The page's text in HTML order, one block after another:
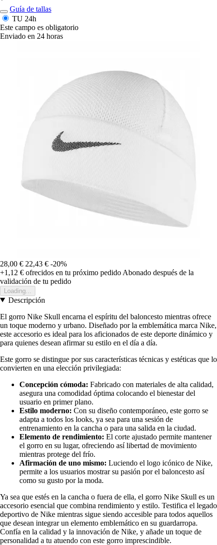
Guía de tallas
TU 24h
Este campo es obligatorio
Enviado en 24 horas
28,00 € 22,43 € -20%
+1,12 € ofrecidos en tu próximo pedido Abonado después de la
validación de tu pedido
Loading...
Descripción
El gorro Nike Skull encarna el espíritu del baloncesto mientras ofrece
un toque moderno y urbano. Diseñado por la emblemática marca Nike,
este accesorio es ideal para los aficionados de este deporte dinámico y
para quienes desean afirmar su estilo en el día a día.
Este gorro se distingue por sus características técnicas y estéticas que lo
convierten en una elección privilegiada:
Concepción cómoda: Fabricado con materiales de alta calidad,
asegura una comodidad óptima colocando el bienestar del
usuario en primer plano.
Estilo moderno: Con su diseño contemporáneo, este gorro se
adapta a todos los looks, ya sea para una sesión de
entrenamiento en la cancha o para una salida en la ciudad.
Elemento de rendimiento: El corte ajustado permite mantener
el gorro en su lugar, ofreciendo así libertad de movimiento
mientras protege del frío.
Afirmación de uno mismo: Luciendo el logo icónico de Nike,
permite a los usuarios mostrar su pasión por el baloncesto así
como su gusto por la moda.
Ya sea que estés en la cancha o fuera de ella, el gorro Nike Skull es un
accesorio esencial que combina rendimiento y estilo. Testifica el legado
deportivo de Nike mientras sigue siendo accesible para todos aquellos
que desean integrar un elemento emblemático en su guardarropa.
Confía en la calidad y la innovación de Nike, y añade un toque de
personalidad a tu atuendo con este gorro imprescindible.